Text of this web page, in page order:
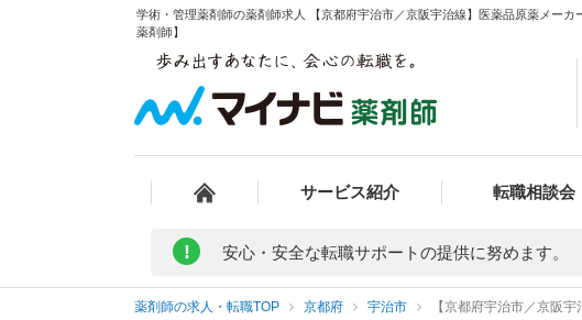
学術・管理薬剤師の薬剤師求人 【京都府宇治市／京阪宇治線】医薬品原薬メー
薬剤師】
サービス紹介 転職相談会
! 安心・安全な転職サポートの提供に努めます。
薬剤師の求人・転職TOP 京都府 宇治市 【京都府宇治市／京阪